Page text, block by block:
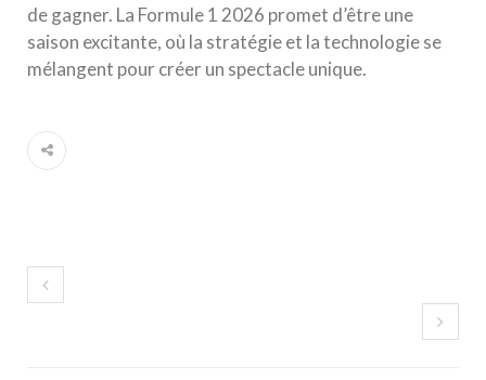
de gagner. La Formule 1 2026 promet d’être une
saison excitante, où la stratégie et la technologie se
mélangent pour créer un spectacle unique.